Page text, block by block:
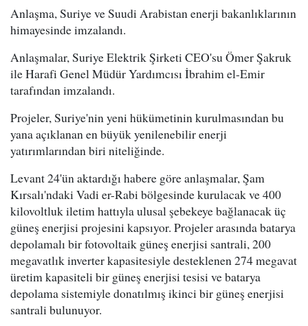
Anlaşma, Suriye ve Suudi Arabistan enerji bakanlıklarının
himayesinde imzalandı.
Anlaşmalar, Suriye Elektrik Şirketi CEO'su Ömer Şakruk
ile Harafi Genel Müdür Yardımcısı İbrahim el-Emir
tarafından imzalandı.
Projeler, Suriye'nin yeni hükümetinin kurulmasından bu
yana açıklanan en büyük yenilenebilir enerji
yatırımlarından biri niteliğinde.
Levant 24'ün aktardığı habere göre anlaşmalar, Şam
Kırsalı'ndaki Vadi er-Rabi bölgesinde kurulacak ve 400
kilovoltluk iletim hattıyla ulusal şebekeye bağlanacak üç
güneş enerjisi projesini kapsıyor. Projeler arasında batarya
depolamalı bir fotovoltaik güneş enerjisi santrali, 200
megavatlık inverter kapasitesiyle desteklenen 274 megavat
üretim kapasiteli bir güneş enerjisi tesisi ve batarya
depolama sistemiyle donatılmış ikinci bir güneş enerjisi
santrali bulunuyor.